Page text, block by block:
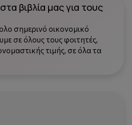
βιβλία μας για τους
σημερινό οικονομικό
σε όλους τους φοιτητές,
τιμής, σε όλα τα